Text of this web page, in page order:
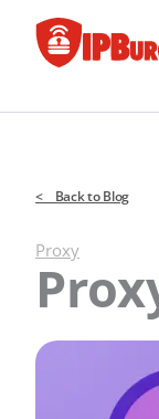
nội
< Back to Blog
Proxy